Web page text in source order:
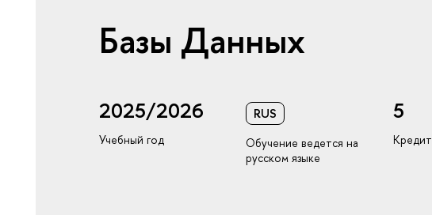
Базы Данных
2025/2026
Учебный год
RUS
Обучение ведется на
русском языке
5